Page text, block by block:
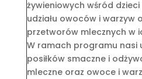
żywieniowych wśród
udziału owoców i warzyw
przetworów mlecznych w
W ramach programu nasi
posiłków smaczne i
mleczne oraz owoce i